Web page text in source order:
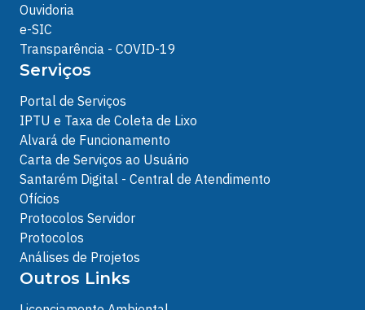
Ouvidoria
e-SIC
Transparência - COVID-19
Serviços
Portal de Serviços
IPTU e Taxa de Coleta de Lixo
Alvará de Funcionamento
Carta de Serviços ao Usuário
Santarém Digital - Central de Atendimento
Ofícios
Protocolos Servidor
Protocolos
Análises de Projetos
Outros Links